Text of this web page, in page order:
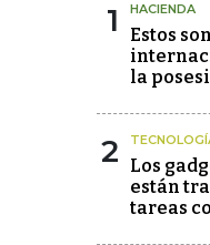
1 HACIENDA
Estos
la
2
Los
están
tareas